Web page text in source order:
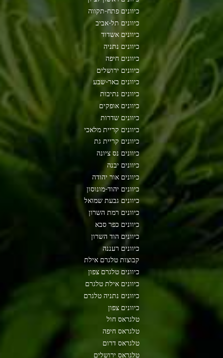
כיוונים פתח-תקווה
כיוונים תל-אביב
כיוונים אשדוד
כיוונים נתניה
כיוונים חיפה
כיוונים ירושלים
כיוונים באר-שבע
כיוונים נתיבות
כיוונים אופקים
כיוונים שדרות
כיוונים קריית מלאכי
כיוונים קריית גת
כיוונים נס ציונה
כיוונים יבנה
כיוונים אור יהודה
כיוונים יהוד-מונוסון
כיוונים גבעת שמואל
כיוונים רמת השרון
כיוונים כפר סבא
כיוונים הוד השרון
כיוונים רעננה
קבוצות טלגרם אילת
כיוונים טלגרם צפון
כיוונים אילת טלגרם
כיוונים נתניה טלגרם
כיוונים צפון
טלגראס חול
טלגראס חיפה
טלגראס דרום
טלגראס ירושלים